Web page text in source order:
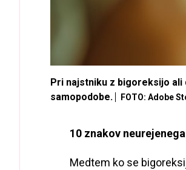
Pri najstniku z bigoreksijo
samopodobe.
FOTO: Adobe
10 znakov
Medtem ko se